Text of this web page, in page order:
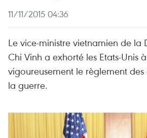
11/11/2015 04:36
Le vice-ministre vietnamien de la
Chi Vinh a exhorté les Etats-Unis
vigoureusement le règlement
la guerre.